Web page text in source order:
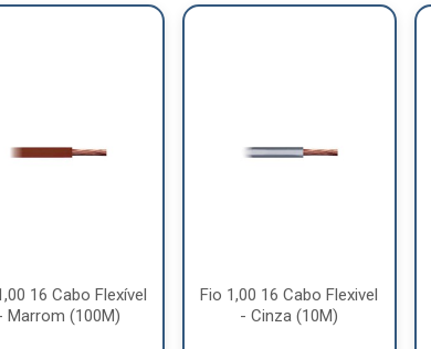
16 Cabo Flexível
Marrom (100M)
Fio 1,00 16 Cabo Flexivel
- Cinza (10M)